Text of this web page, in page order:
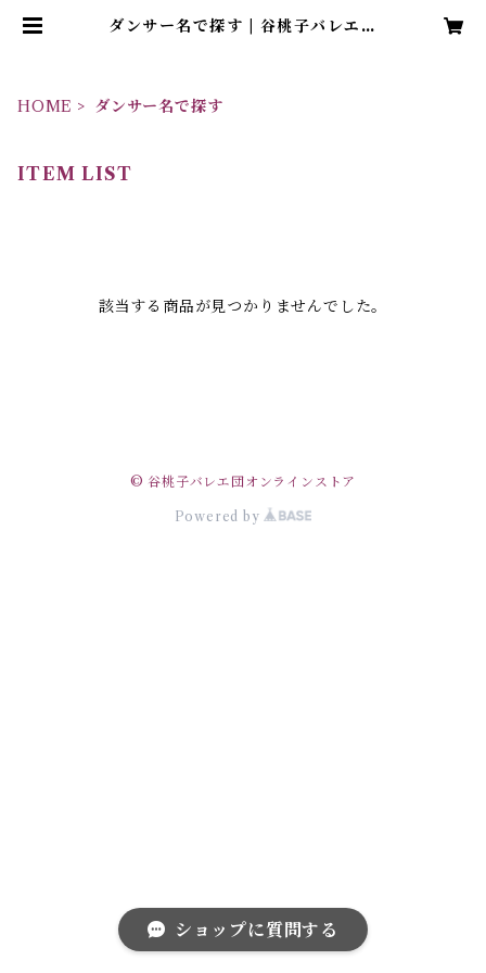
ダンサー名で探す | 谷桃子バレエ団
HOME ダンサー名で探す
ITEM LIST
該当する商品が見つかりませんでした。
© 谷桃子バレエ団オンラインストア
Powered by
ショップに質問する